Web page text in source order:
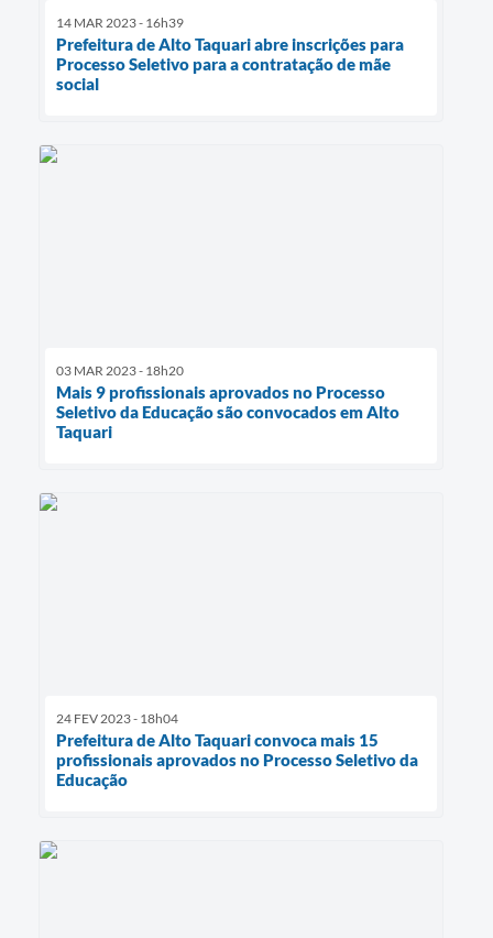
14 MAR 2023 - 16h39
Prefeitura de Alto Taquari abre inscrições para
Processo Seletivo para a contratação de mãe
social
03 MAR 2023 - 18h20
Mais 9 profissionais aprovados no Processo
Seletivo da Educação são convocados em Alto
Taquari
24 FEV 2023 - 18h04
Prefeitura de Alto Taquari convoca mais 15
profissionais aprovados no Processo Seletivo da
Educação